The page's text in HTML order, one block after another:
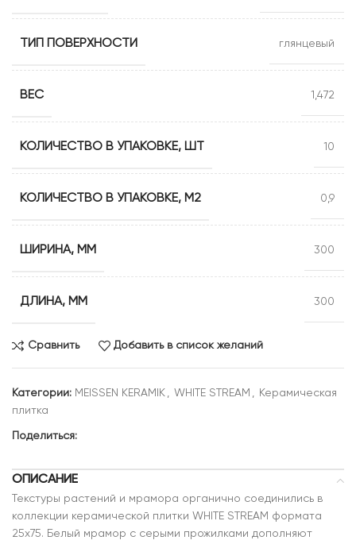
ТИП ПОВЕРХНОСТИ глянцевый
ВЕС 1,472
КОЛИЧЕСТВО В УПАКОВКЕ, ШТ 10
КОЛИЧЕСТВО В УПАКОВКЕ, М2 0,9
ШИРИНА, ММ 300
ДЛИНА, ММ 300
Сравнить Добавить в список желаний
Категории: MEISSEN KERAMIK WHITE STREAM
Керамическая
плитка
Поделиться:
ОПИСАНИЕ
Текстуры растений и мрамора органично соединились в
коллекции керамической плитки WHITE STREAM формата
25х75. Белый мрамор с серыми прожилками дополняют